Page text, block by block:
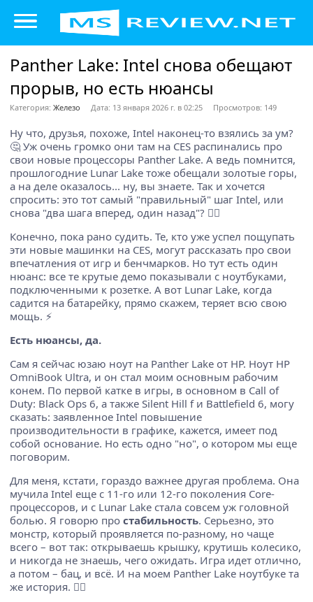
Panther Lake: Intel снова обещают
прорыв, но есть нюансы
Категория: Железо Дата: 13 января 2026 г. в 02:25 Просмотров: 149
Ну что, друзья, похоже, Intel наконец-то взялись за ум?
🤔 Уж очень громко они там на CES распинались про
свои новые процессоры Panther Lake. А ведь помнится,
прошлогодние Lunar Lake тоже обещали золотые горы,
а на деле оказалось... ну, вы знаете. Так и хочется
спросить: это тот самый "правильный" шаг Intel, или
снова "два шага вперед, один назад"? 🤷‍♂️
Конечно, пока рано судить. Те, кто уже успел пощупать
эти новые машинки на CES, могут рассказать про свои
впечатления от игр и бенчмарков. Но тут есть один
нюанс: все те крутые демо показывали с ноутбуками,
подключенными к розетке. А вот Lunar Lake, когда
садится на батарейку, прямо скажем, теряет всю свою
мощь. ⚡️
Есть нюансы, да.
Сам я сейчас юзаю ноут на Panther Lake от HP. Ноут HP
OmniBook Ultra, и он стал моим основным рабочим
конем. По первой катке в игры, в основном в Call of
Duty: Black Ops 6, а также Silent Hill f и Battlefield 6, могу
сказать: заявленное Intel повышение
производительности в графике, кажется, имеет под
собой основание. Но есть одно "но", о котором мы еще
поговорим.
Для меня, кстати, гораздо важнее другая проблема. Она
мучила Intel еще с 11-го или 12-го поколения Core-
процессоров, и с Lunar Lake стала совсем уж головной
болью. Я говорю про стабильность. Серьезно, это
монстр, который проявляется по-разному, но чаще
всего – вот так: открываешь крышку, крутишь колесико,
и никогда не знаешь, чего ожидать. Игра идет отлично,
а потом – бац, и всё. И на моем Panther Lake ноутбуке та
же история. 😵‍💫